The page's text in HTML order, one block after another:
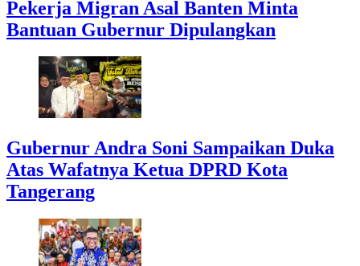
Pekerja Migran Asal Banten Minta
Bantuan Gubernur Dipulangkan
Gubernur Andra Soni Sampaikan Duka
Atas Wafatnya Ketua DPRD Kota
Tangerang